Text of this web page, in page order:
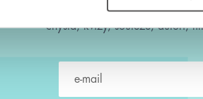
Vše kolem #youngadult každý
chystá, kvízy, soutěže, autoři,